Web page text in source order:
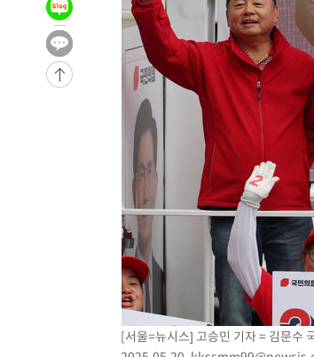
론 누출”
57분 전 >
‘축구의 신’ 아르헨티나 축구 선수 메시의 부친
58분 전 >
“美 이란전 무기 소진…북한과 분쟁시 주한
[서울=뉴시스] 고승민 기자 = 김문수